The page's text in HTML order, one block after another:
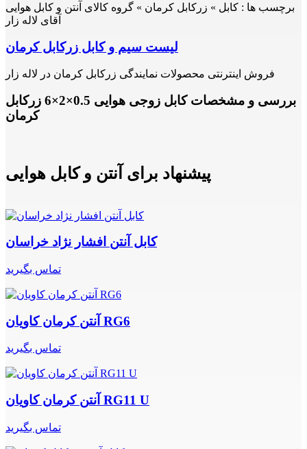
برچسب ها : کابل » زرکابل کرمان » گروه کالای آنتن و کابل هوایی
آقای لاله زار
لیست سیم و کابل زرکابل کرمان
فروش اینترنتی محصولات نمایندگی زرکابل کرمان در لاله زار
بررسی و مشخصات کابل زوجی هوایی 0.5×2×6 زرکابل
کرمان
پیشنهاد برای آنتن و کابل هوایی
کابل آنتن افشار نژاد خراسان
تماس بگیرید
آنتن کرمان کاویان RG6
تماس بگیرید
آنتن کرمان کاویان RG11 U
تماس بگیرید